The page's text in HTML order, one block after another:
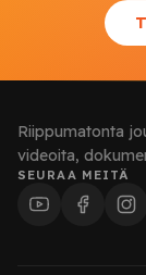
Riippumatonta
videoita,
SEURAA MEITÄ